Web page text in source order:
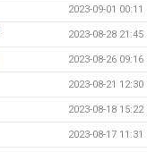
2023-09-01 00:11
2023-08-28 21:45
2023-08-26 09:16
2023-08-21 12:30
2023-08-18 15:22
2023-08-17 11:31